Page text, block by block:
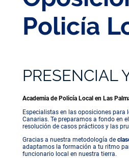
Policía
PRESENCIAL
Academia de Policía Local en Las
Especialistas en las oposiciones para
Canarias. Te preparamos a fondo en
resolución de casos prácticos y las
Gracias a nuestra metodología de
adaptamos la formación a tu ritmo
funcionario local en nuestra tierra.